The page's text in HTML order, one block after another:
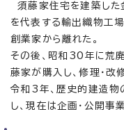
須藤家住宅を建築した
を代表する輸出織物工
創業家から離れた。
その後、昭和30年に荒
藤家が購入し、修理・改
令和3年、歴史的建造
し、現在は企画・公開事